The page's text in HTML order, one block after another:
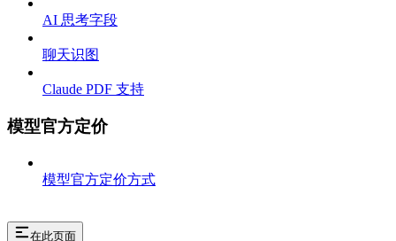
AI 思考字段
聊天识图
Claude PDF 支持
模型官方定价
模型官方定价方式
在此页面